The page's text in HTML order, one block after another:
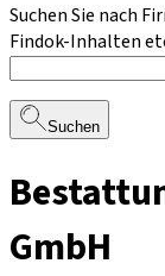
Suchen Sie nach
Findok-Inhalten
Suchen
GmbH